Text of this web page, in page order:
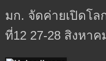
มก. จัดค่ายเปิดโ
ที่12 27-28 สิงหาค